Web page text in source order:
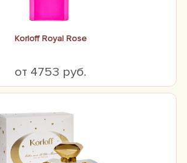
Korloff Royal Rose
от 4753 руб.